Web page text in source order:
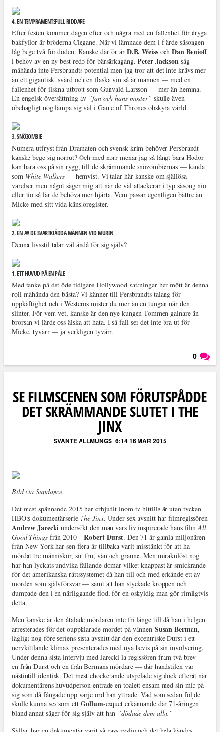
4. EN TEMPRAMENTSFULL RIDDARE
Efter festen kommer dagen efter och några med en fallenhet för dryga
bakfyllor är bröderna Clegane. När vi lämnade dem i fjärde säsongen
låg bege två för döden. Kanske därför är D.B. Weissoch Dan Benioff
i behov av en ny best redo för bärsärkagång. Peter Jackson såg
måhända inte Persbrandts potential men jag tror att det inte krävs mer
än ett gigantiskt svärd och en flaska vin så är mannen — med en
fallenhet för ilskna utbrott som Gunvald Larsson — mer än hemma.
En engelsk översättning av ”fan och hans moster” skulle även
obehagligt nog lämpa sig väl i Game of Thrones obskyra värld.
3. SNÖZOMBIE
Numera utfryst från Dramaten och svensk krim behöver Persbrandt
kanske bege sig norrut? Och med norr menar jag så långt bara Hodor
kan bära oss på sin rygg, till de skrämmande snözombiernas — kända
som White Walkers— hemvist. Vi talar här kanske om själlösa
varelser men något säger mig att när de väl attackerar i typ säsong nio
eller tio så lär de behöva mer hjärta. Vem passar egentligen bättre än
Micke med sitt vida känsloregister.
2. EN AV DE SVARTKLÄDDA MÄNNEN VID MUREN
Denna livsstil talar väl ändå för sig själv?
1. ETT HUVUD PÅ EN PÅLE
Med tanke på det öde tidigare Hollywood-satsningar har mött är denna
roll måhända den bästa? Vi känner till Persbrandts talang för
uppkäftighet och i Westeros mister du mer än en tungan när den
slinter. För vem vet, kanske är den nye kungen Tommen galnare än
brorsan vi lärde oss älska att hata. I så fall ser det inte bra ut för
Micke, tyvärr — ja verkligen tyvärr.
0
SE FILMSCENEN SOM FÖRUTSPÅDDE
DET SKRÄMMANDE SLUTET I THE
JINX
SVANTE ALLMUNGS 6:14 16 MAR 2015
Bild via Sundance.
Det mest spännande 2015 har erbjudit inom tv hittills är utan tvekan
HBO:s dokumentärserie The Jinx. Under sex avsnitt har filmregissören
Andrew Jarecki undersökt den man vars liv inspirerade hans film All
Good Thingsfrån 2010 – Robert Durst. Den 71 år gamla miljonären
från New York har sen flera år tillbaka varit misstänkt för att ha
mördat tre människor, sin fru, vän och granne. Men mirakulöst nog
har han lyckats undvika fällande domar vilket knappast är smickrande
för det amerikanska rättssystemet då han till och med erkände ett av
morden som självförsvar — samt att han styckade kroppen och
dumpade den i en närliggande flod, för en oskyldig man gör rimligtvis
detta.
Men kanske är den åtalade mördaren inte fri länge till då han i helgen
arresterades för det ouppklarade mordet på vännen Susan Berman,
lägligt nog före seriens sista avsnitt där den excentriske Durst i ett
nervkittlande klimax presenterades med nya bevis på sin involvering.
Under denna sista intervju med Jarecki la regissören fram två brev —
en från Durst och en från Bermans mördare — där handstilen var
nästintill identisk. Det mest chockerande utspelade sig dock efteråt när
dokumentärens huvudperson entrade en toalett ensam med sin mic på
sig som då fångade upp varje ord han yttrade. Vad som sedan följde
skulle kunna ses som ett Gollum-esquet erkännande där 71-åringen
bland annat säger för sig själv att han ”dödade dem alla.”